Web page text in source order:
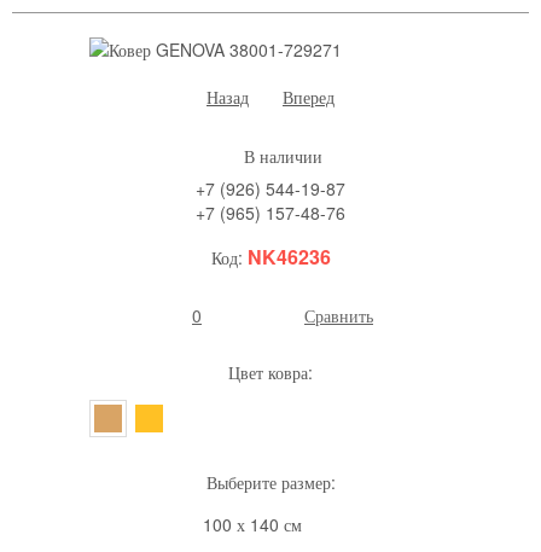
Назад Вперед
В наличии
+7 (926) 544-19-87
+7 (965) 157-48-76
Код: NK46236
0 Сравнить
Цвет ковра:
Выберите размер:
100 х 140 см